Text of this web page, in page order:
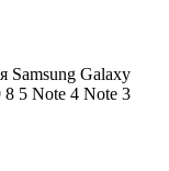
Samsung Galaxy
8 5 Note 4 Note 3